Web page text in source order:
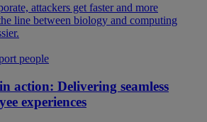
attackers get faster and more
line between biology and computing
people
action: Delivering seamless
experiences